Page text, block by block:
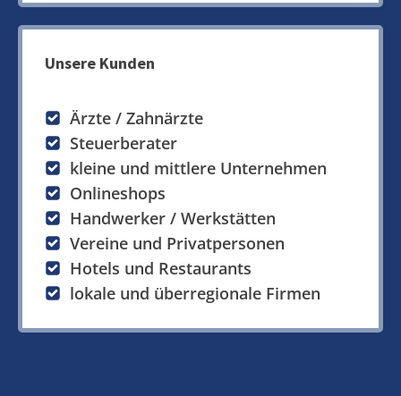
Unsere Kunden
Ärzte / Zahnärzte
Steuerberater
kleine und mittlere Unternehmen
Onlineshops
Handwerker / Werkstätten
Vereine und Privatpersonen
Hotels und Restaurants
lokale und überregionale Firmen